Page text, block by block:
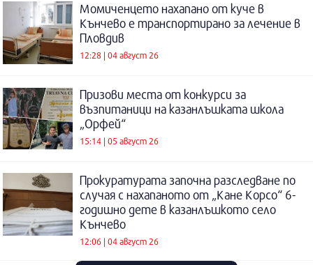
Момиченцето нахапано от куче в
Кънчево е транспортирано за лечение в
Пловдив
12:28 | 04 август 26
Призови места от конкурси за
възпитаници на казанлъшката школа
„Орфей“
15:14 | 05 август 26
Прокуратурата започна разследване по
случая с нахапаното от „Кане Корсо“ 6-
годишно дете в казанлъшкото село
Кънчево
12:06 | 04 август 26